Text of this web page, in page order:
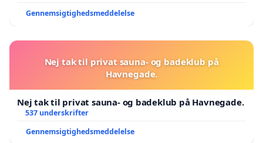
Gennemsigtighedsmeddelelse
Nej tak til privat sauna- og badeklub på
Havnegade.
Nej tak til privat sauna- og badeklub på Havnegade.
537 underskrifter
Gennemsigtighedsmeddelelse